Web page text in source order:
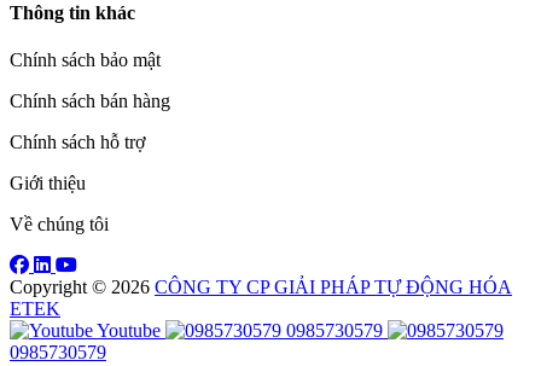
Thông tin khác
Chính sách bảo mật
Chính sách bán hàng
Chính sách hỗ trợ
Giới thiệu
Về chúng tôi
Copyright © 2026 CÔNG TY CP GIẢI PHÁP TỰ ĐỘNG HÓA
ETEK
Youtube
0985730579
0985730579